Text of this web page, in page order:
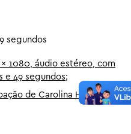
segundos
1080, áudio estéreo, com
e 49 segundos;
de Carolina Holzer, 2020;